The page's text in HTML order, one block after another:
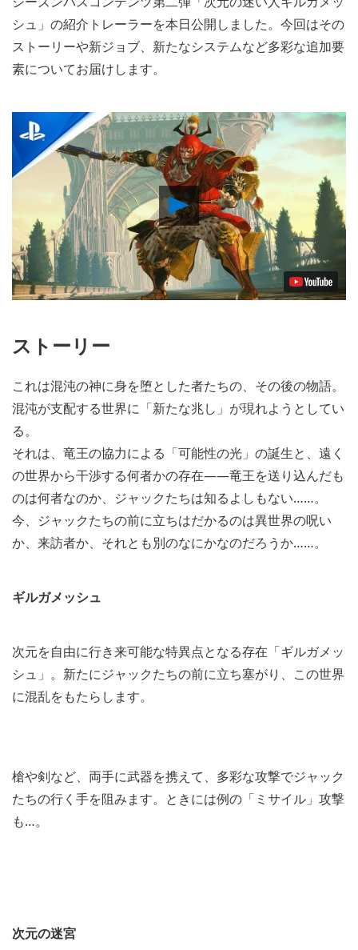
シュ」の紹介トレーラーを本日公開しました。今回はその
ストーリーや新ジョブ、新たなシステムなど多彩な追加要
素についてお届けします。
Play
Video
ストーリー
これは混沌の神に身を堕とした者たちの、その後の物語。
混沌が支配する世界に「新たな兆し」が現れようとしてい
る。
それは、竜王の協力による「可能性の光」の誕生と、遠く
の世界から干渉する何者かの存在――竜王を送り込んだも
のは何者なのか、ジャックたちは知るよしもない……。
今、ジャックたちの前に立ちはだかるのは異世界の呪い
か、来訪者か、それとも別のなにかなのだろうか……。
ギルガメッシュ
次元を自由に行き来可能な特異点となる存在「ギルガメッ
シュ」。新たにジャックたちの前に立ち塞がり、この世界
に混乱をもたらします。
槍や剣など、両手に武器を携えて、多彩な攻撃でジャック
たちの行く手を阻みます。ときには例の「ミサイル」攻撃
も…。
次元の迷宮